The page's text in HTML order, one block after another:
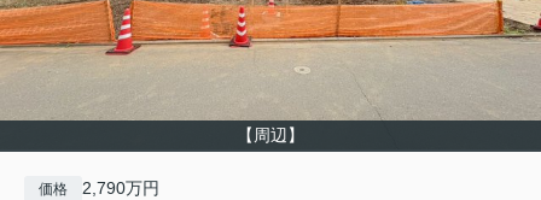
【周辺】
価格 2,790万円